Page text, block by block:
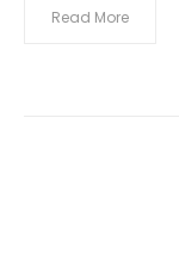
Read More